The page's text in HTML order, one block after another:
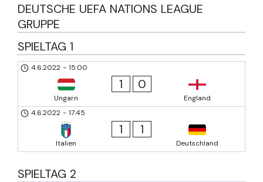
DEUTSCHE UEFA NATIONS LEAGUE
GRUPPE
SPIELTAG 1
4.6.2022 - 15:00
Ungarn
1 0
England
4.6.2022 - 17:45
Italien
1 1
Deutschland
SPIELTAG 2